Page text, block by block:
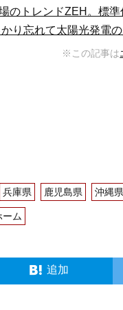
のトレンドZEH。標準
り忘れて太陽光発電
※この記事は
兵庫県 鹿児島県 沖縄県
ーム
追加